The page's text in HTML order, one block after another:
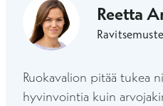
Reetta
Ruokavalion pitää tukea
hyvinvointia kuin